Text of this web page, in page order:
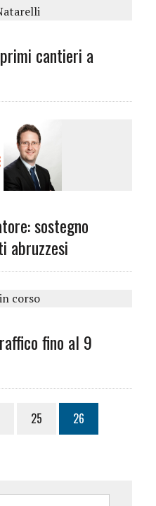
cantieri a
sostegno
abruzzesi
fino al 9
25
26